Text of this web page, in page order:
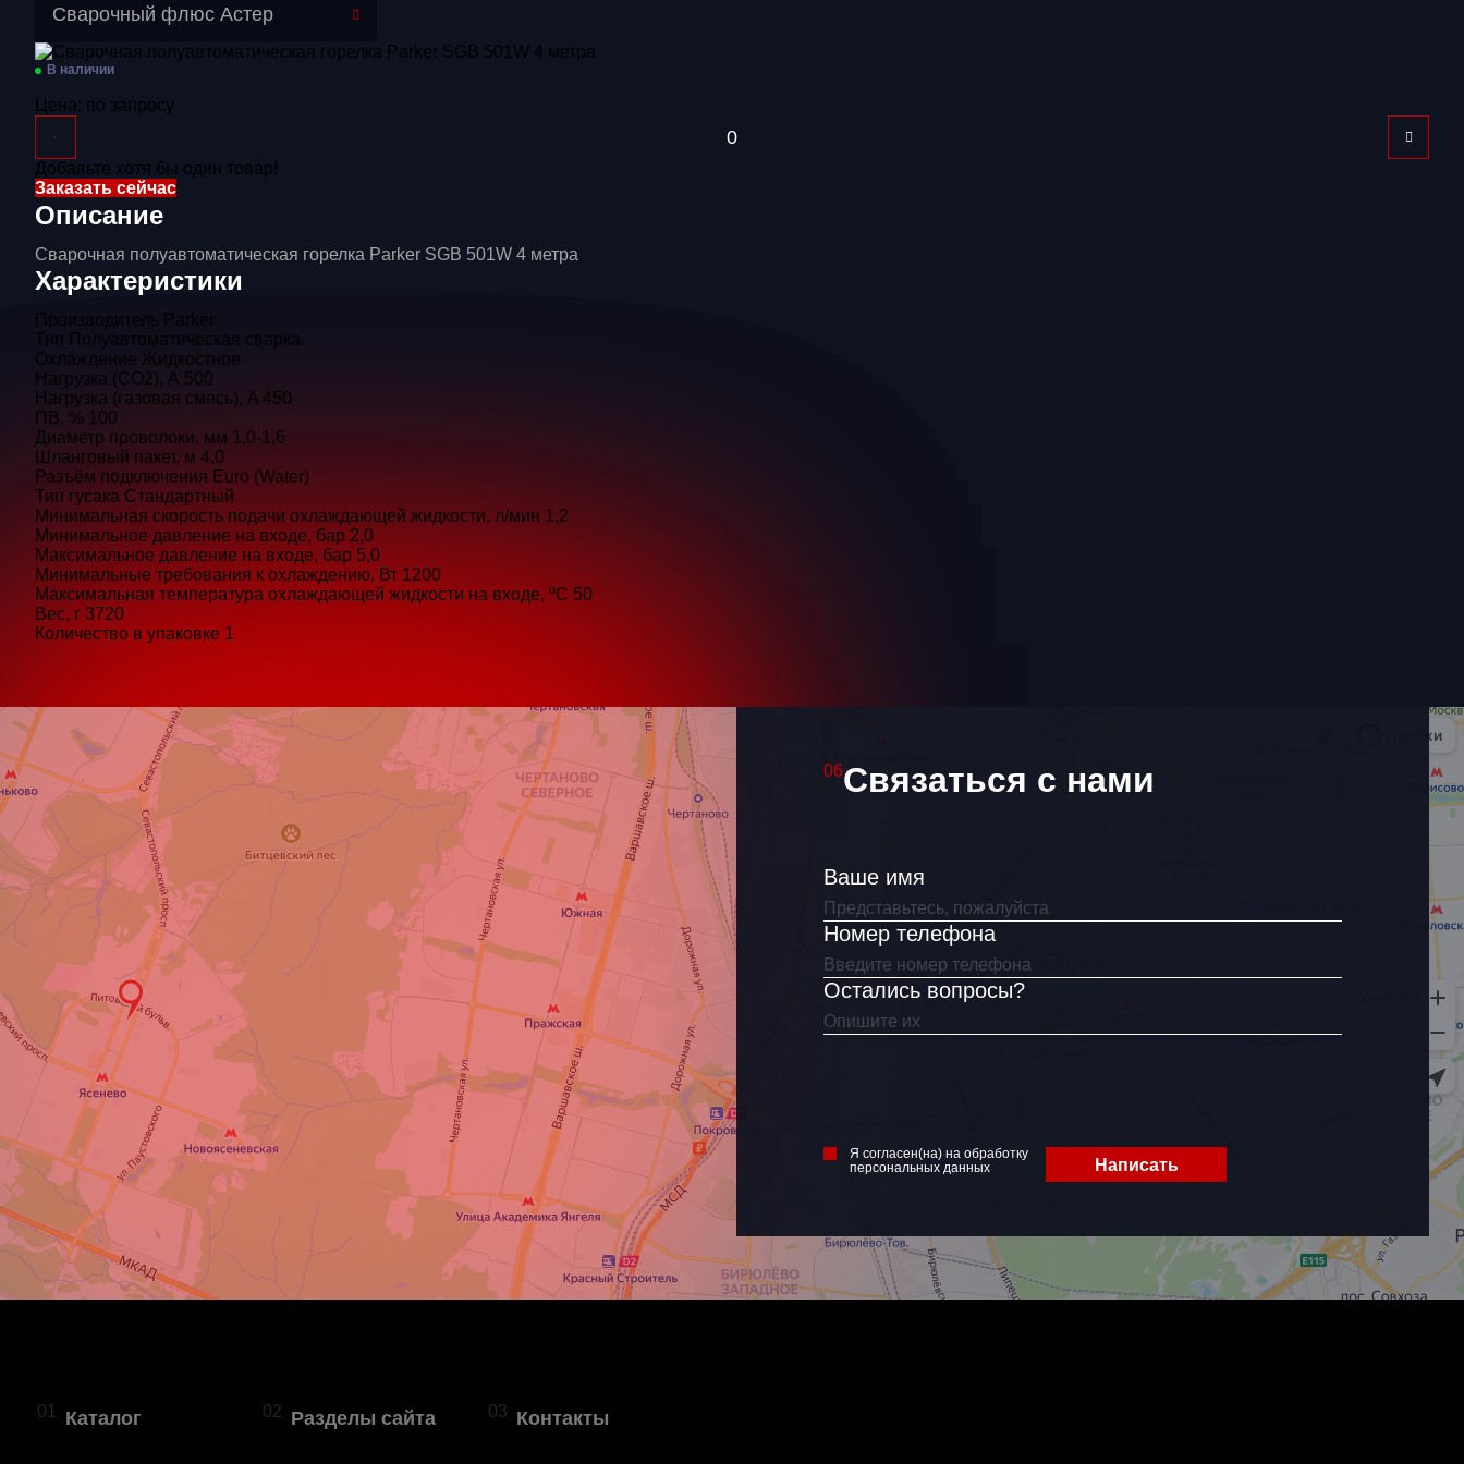
Сварочный флюс Астер
В наличии
Цена: по запросу
Добавьте хотя бы один товар!
Заказать сейчас
Описание
Сварочная полуавтоматическая горелка Parker SGB 501W 4 метра
Характеристики
Производитель Parker
Тип Полуавтоматическая сварка
Охлаждение Жидкостное
Нагрузка (СО2), А 500
Нагрузка (газовая смесь), A 450
ПВ, % 100
Диаметр проволоки, мм 1,0-1,6
Шланговый пакет, м 4,0
Разъём подключения Euro (Water)
Тип гусака Стандартный
Минимальная скорость подачи охлаждающей жидкости, л/мин 1,2
Минимальное давление на входе, бар 2,0
Максимальное давление на входе, бар 5,0
Минимальные требования к охлаждению, Вт 1200
Максимальная температура охлаждающей жидкости на входе, ºC 50
Вес, г 3720
Количество в упаковке 1
06Связаться с нами
Ваше имя
Номер телефона
Остались вопросы?
Я согласен(на) на обработку
персональных данных
Написать
Как связаться?
Я согласен(на) на обработку
персональных данных
01 Каталог 02 Разделы сайта 03 Контакты